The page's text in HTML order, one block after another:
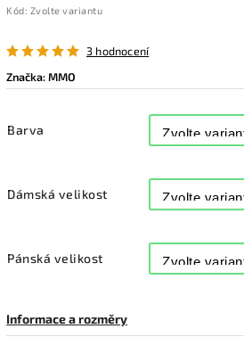
Kód: Zvolte variantu
3 hodnocení
Značka:MMO
Barva
Dámská velikost
Pánská velikost
Informace a rozměry